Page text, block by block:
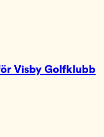
Visby Golfklubb